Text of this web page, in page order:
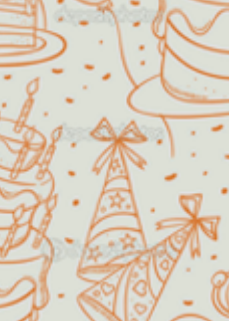
Algodão Doce
O Algodão Doce Buffet Infantil
foi fundado em 1999 com o
propósito de oferecer diversão e
satisfação, fazendo com que a festa
dos sonhos de pais e filhos pudesse
se tornar uma realidade.
Além de festas infantis, a nossa
estrutura permite também a
realização de festas de aniversário
de "crescidinhos", assim como
formaturas de escolas, chá de
bebê, batizados, dentre outros.